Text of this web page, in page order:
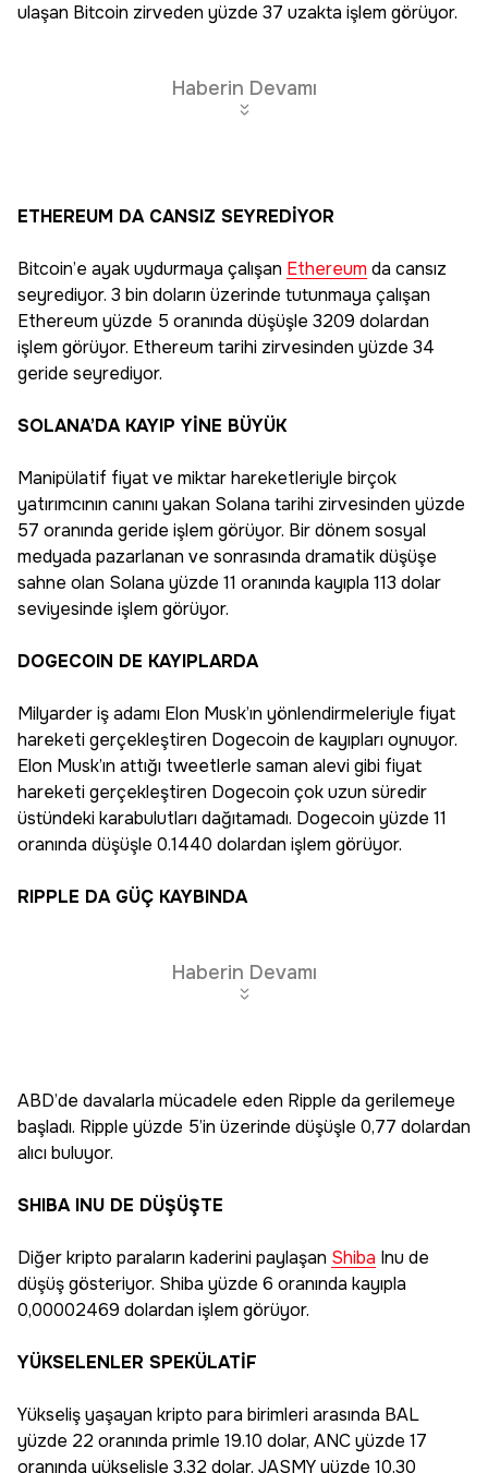
ulaşan Bitcoin zirveden yüzde 37 uzakta işlem görüyor.
Haberin Devamı
ETHEREUM DA CANSIZ SEYREDİYOR
Bitcoin’e ayak uydurmaya çalışan Ethereum da cansız
seyrediyor. 3 bin doların üzerinde tutunmaya çalışan
Ethereum yüzde 5 oranında düşüşle 3209 dolardan
işlem görüyor. Ethereum tarihi zirvesinden yüzde 34
geride seyrediyor.
SOLANA’DA KAYIP YİNE BÜYÜK
Manipülatif fiyat ve miktar hareketleriyle birçok
yatırımcının canını yakan Solana tarihi zirvesinden yüzde
57 oranında geride işlem görüyor. Bir dönem sosyal
medyada pazarlanan ve sonrasında dramatik düşüşe
sahne olan Solana yüzde 11 oranında kayıpla 113 dolar
seviyesinde işlem görüyor.
DOGECOIN DE KAYIPLARDA
Milyarder iş adamı Elon Musk’ın yönlendirmeleriyle fiyat
hareketi gerçekleştiren Dogecoin de kayıpları oynuyor.
Elon Musk’ın attığı tweetlerle saman alevi gibi fiyat
hareketi gerçekleştiren Dogecoin çok uzun süredir
üstündeki karabulutları dağıtamadı. Dogecoin yüzde 11
oranında düşüşle 0.1440 dolardan işlem görüyor.
RIPPLE DA GÜÇ KAYBINDA
Haberin Devamı
ABD’de davalarla mücadele eden Ripple da gerilemeye
başladı. Ripple yüzde 5’in üzerinde düşüşle 0,77 dolardan
alıcı buluyor.
SHIBA INU DE DÜŞÜŞTE
Diğer kripto paraların kaderini paylaşan Shiba Inu de
düşüş gösteriyor. Shiba yüzde 6 oranında kayıpla
0,00002469 dolardan işlem görüyor.
YÜKSELENLER SPEKÜLATİF
Yükseliş yaşayan kripto para birimleri arasında BAL
yüzde 22 oranında primle 19.10 dolar, ANC yüzde 17
oranında yükselişle 3,32 dolar, JASMY yüzde 10.30